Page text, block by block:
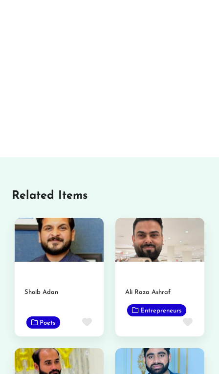
Related Items
Shoib Adan
Poets Favorite
Ali Raza Ashraf
Entrepreneurs